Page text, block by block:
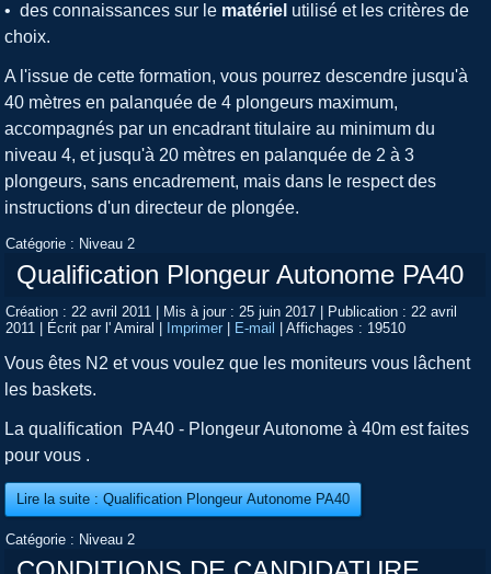
• des connaissances sur le matériel utilisé et les critères de
choix.
A l'issue de cette formation, vous pourrez descendre jusqu'à
40 mètres en palanquée de 4 plongeurs maximum,
accompagnés par un encadrant titulaire au minimum du
niveau 4, et jusqu'à 20 mètres en palanquée de 2 à 3
plongeurs, sans encadrement, mais dans le respect des
instructions d'un directeur de plongée.
Catégorie : Niveau 2
Qualification Plongeur Autonome PA40
Création : 22 avril 2011 Mis à jour : 25 juin 2017
Publication : 22 avril
2011
Écrit par l' Amiral Imprimer E-mail |Affichages : 19510
Vous êtes N2 et vous voulez que les moniteurs vous lâchent
les baskets.
La qualification PA40 - Plongeur Autonome à 40m est faites
pour vous .
Lire la suite : Qualification Plongeur Autonome PA40
Catégorie : Niveau 2